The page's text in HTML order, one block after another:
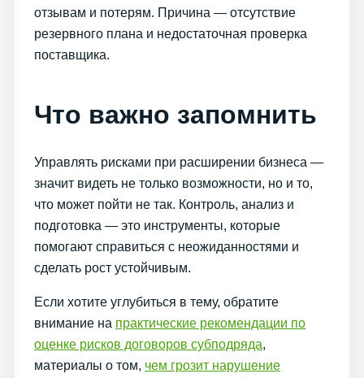
отзывам и потерям. Причина — отсутствие
резервного плана и недостаточная проверка
поставщика.
Что важно запомнить
Управлять рисками при расширении бизнеса —
значит видеть не только возможности, но и то,
что может пойти не так. Контроль, анализ и
подготовка — это инструменты, которые
помогают справиться с неожиданностями и
сделать рост устойчивым.
Если хотите углубиться в тему, обратите
внимание на практические рекомендации по
оценке рисков договоров субподряда,
материалы о том, чем грозит нарушение